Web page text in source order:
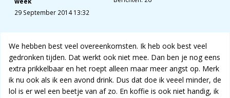
29 September 2014 13:32
We hebben best veel overeenkomsten. Ik heb ook best veel
gedronken tijden. Dat werkt ook niet mee. Dan ben je nog eens
extra prikkelbaar en het roept alleen maar meer angst op. Merk
ik nu ook als ik een avond drink. Dus dat doe ik veeel minder, de
lol is er wel een beetje van af zo. En koffie is ook niet handig, ik